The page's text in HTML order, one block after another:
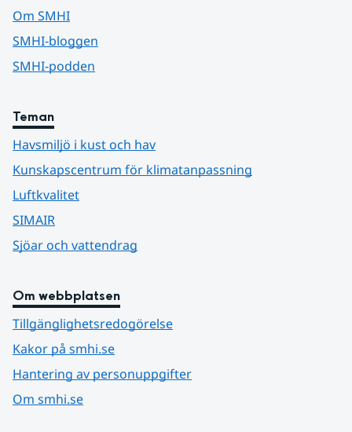
Om SMHI
SMHI-bloggen
SMHI-podden
Teman
Havsmiljö i kust och hav
Kunskapscentrum för klimatanpassning
Luftkvalitet
SIMAIR
Sjöar och vattendrag
Om webbplatsen
Tillgänglighetsredogörelse
Kakor på smhi.se
Hantering av personuppgifter
Om smhi.se